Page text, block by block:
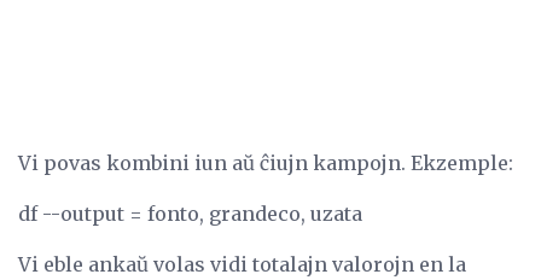
Vi povas kombini iun aŭ ĉiujn kampojn. Ekzemple:
df --output = fonto, grandeco, uzata
Vi eble ankaŭ volas vidi totalajn valorojn en la